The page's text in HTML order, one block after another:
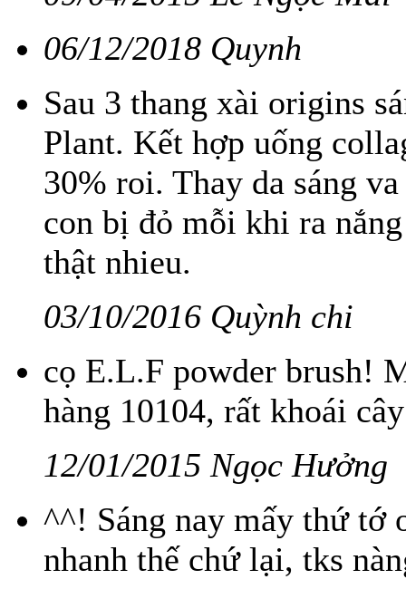
06/12/2018 Quynh
Sau 3 thang xài origins
Plant. Kết hợp uống
30% roi. Thay da sáng
con bị đỏ mỗi khi ra
thật nhieu.
03/10/2016 Quỳnh chi
cọ E.L.F powder brush!
hàng 10104, rất khoái
12/01/2015 Ngọc Hưởng
^^! Sáng nay mấy thứ tớ
nhanh thế chứ lại, tks